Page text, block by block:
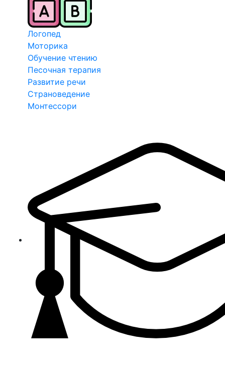
Логопед
Моторика
Обучение чтению
Песочная терапия
Развитие речи
Страноведение
Монтессори